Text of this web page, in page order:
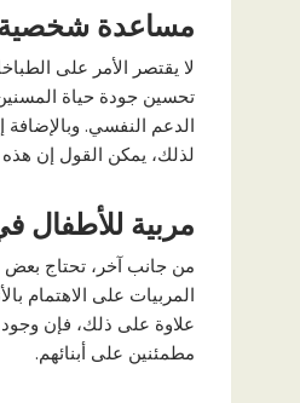
مساعدة شخصية
لا يقتصر الأمر على
تحسين جودة حياة المسنين
الدعم النفسي.
لذلك، يمكن القول إن
مربية للأطفال
من جانب آخر، تحتاج بعض
المربيات على الاهتمام
علاوة على ذلك، فإن وجود
مطمئنين على أبنائهم.